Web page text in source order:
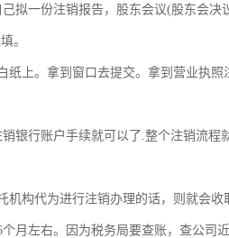
拟一份注销报告，股东会议(股东会决
。
上。拿到窗口去提交。拿到营业执
银行账户手续就可以了.整个注销流程
构代为进行注销办理的话，则就会收
月左右。因为税务局要查账，查公司近